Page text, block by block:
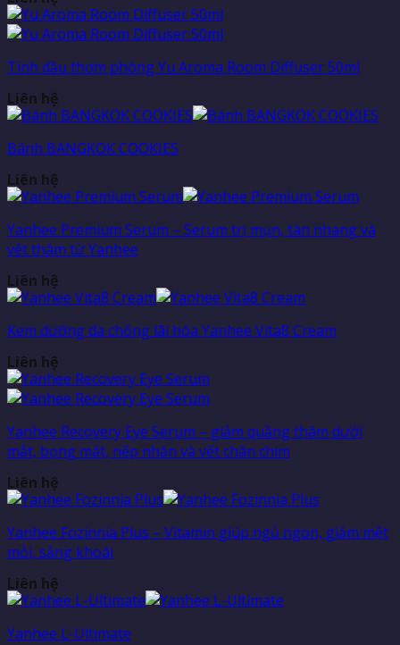
Tinh dầu thơm phòng Yu Aroma Room Diffuser 50ml
Liên hệ
Bánh BANGKOK COOKIES
Liên hệ
Yanhee Premium Serum – Serum trị mụn, tàn nhang và
vết thâm từ Yanhee
Liên hệ
Kem dưỡng da chống lãi hóa Yanhee Vita8 Cream
Liên hệ
Yanhee Recovery Eye Serum – giảm quầng thâm dưới
mắt, bọng mắt, nếp nhăn và vết chân chim
Liên hệ
Yanhee Fozinnia Plus – Vitamin giúp ngủ ngon, giảm mệt
mỏi, sảng khoái
Liên hệ
Yanhee L-Ultimate